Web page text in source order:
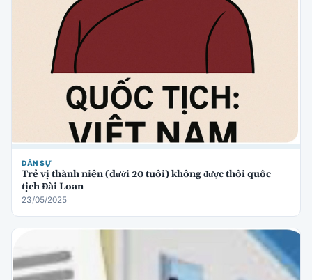
DÂN SỰ
Trẻ vị thành niên (dưới 20 tuổi) không được thôi quốc
tịch Đài Loan
23/05/2025